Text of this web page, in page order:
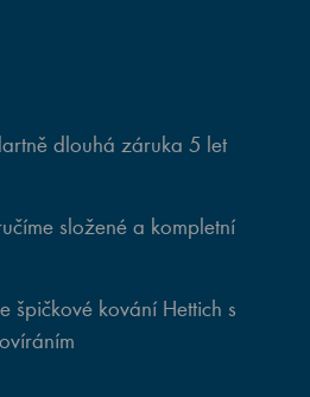
dlouhá záruka 5 let
složené a kompletní
špičkové kování Hettich s